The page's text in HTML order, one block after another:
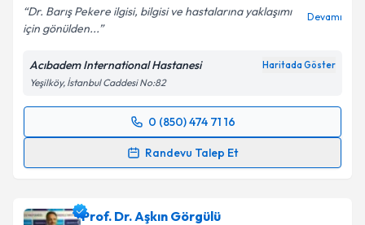
kapsamda işlenmesini kabul ediyorum.
Takvim Talebini Gönder
Dr. Barış Pekere ilgisi, bilgisi ve hastalarına yaklaşımı
için gönülden...
Devamı
Acıbadem International Hastanesi Haritada Göster
Yeşilköy, İstanbul Caddesi No:82
0 (850) 474 71 16
Randevu Talep Et
Randevu Takvimi Talebi
hazırlandığında e-posta ile bilgilendireceğiz.
Prof. Dr. Aşkın Görgülü